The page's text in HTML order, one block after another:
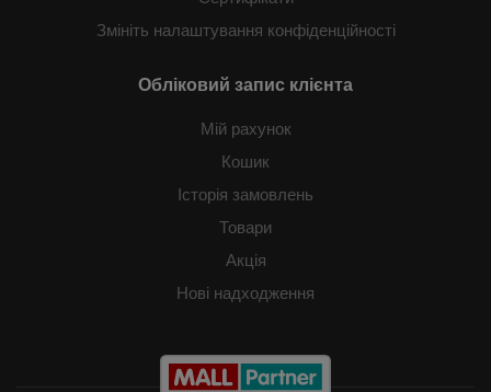
Змініть налаштування конфіденційності
Обліковий запис клієнта
Мій рахунок
Кошик
Історія замовлень
Товари
Акція
Нові надходження